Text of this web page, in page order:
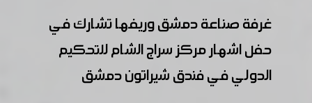
غرفة صناعة دمشق وريفها تشارك في
حفل اشهار مركز سراج الشام للتحكيم
الدولي في فندق شيراتون دمشق